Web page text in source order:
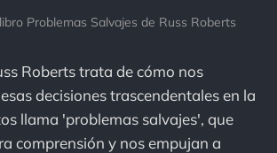
Problemas Salvajes de Russ Roberts
Roberts trata de cómo nos
decisiones trascendentales en la
llama 'problemas salvajes', que
comprensión y nos empujan a